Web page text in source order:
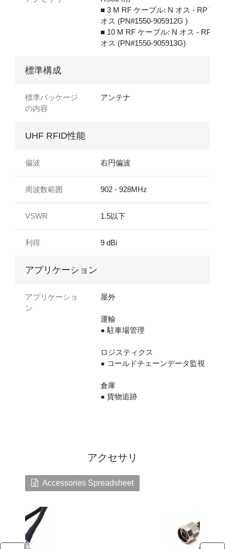
■ 3 M RF ケーブル: N オス - RP TNC
オス (PN#1550-905912G )
■ 10 M RF ケーブル: N オス - RP
オス (PN#1550-905913G)
標準構成
標準パッケージ
の内容
アンテナ
UHF RFID性能
偏波 右円偏波
周波数範囲 902 - 928MHz
VSWR 1.5以下
利得 9 dBi
アプリケーション
アプリケーショ
ン
屋外
運輸
● 駐車場管理
ロジスティクス
● コールドチェーンデータ監視
倉庫
● 貨物追跡
アクセサリ
Accessories Spreadsheet